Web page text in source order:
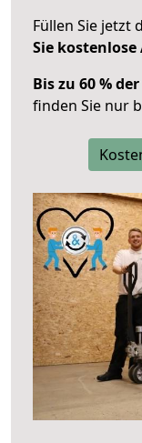
Füllen Sie jetzt
Sie
Bis zu 60 %
finden Sie nur